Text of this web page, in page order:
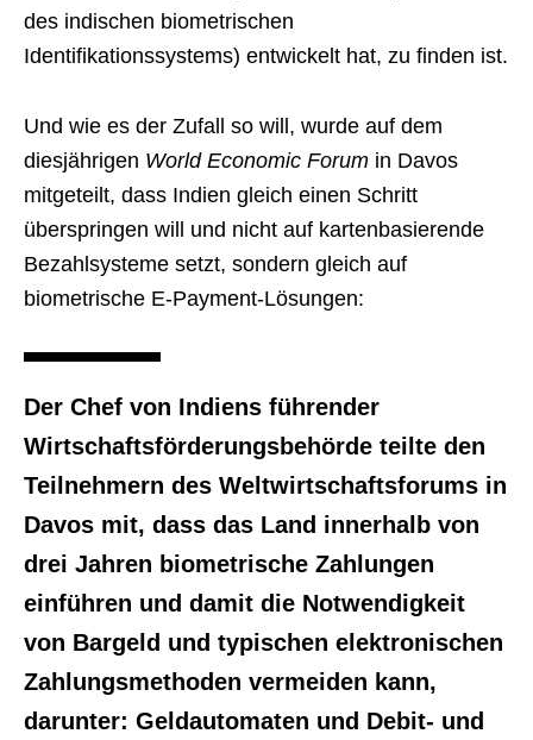
des indischen biometrischen
Identifikationssystems) entwickelt hat, zu finden ist.
Und wie es der Zufall so will, wurde auf dem
diesjährigen World Economic Forum in Davos
mitgeteilt, dass Indien gleich einen Schritt
überspringen will und nicht auf kartenbasierende
Bezahlsysteme setzt, sondern gleich auf
biometrische E-Payment-Lösungen:
Der Chef von Indiens führender
Wirtschaftsförderungsbehörde teilte den
Teilnehmern des Weltwirtschaftsforums in
Davos mit, dass das Land innerhalb von
drei Jahren biometrische Zahlungen
einführen und damit die Notwendigkeit
von Bargeld und typischen elektronischen
Zahlungsmethoden vermeiden kann,
darunter: Geldautomaten und Debit- und